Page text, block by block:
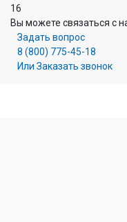
16
Вы можете связаться с
Задать вопрос
8 (800) 775-45-18
Или Заказать звонок